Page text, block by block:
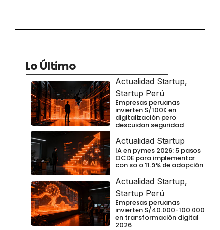
Lo Último
Actualidad Startup,
Startup Perú
Empresas peruanas
invierten S/100K en
digitalización pero
descuidan seguridad
Actualidad Startup
IA en pymes 2026: 5 pasos
OCDE para implementar
con solo 11.9% de adopción
Actualidad Startup,
Startup Perú
Empresas peruanas
invierten S/40.000-100.000
en transformación digital
2026